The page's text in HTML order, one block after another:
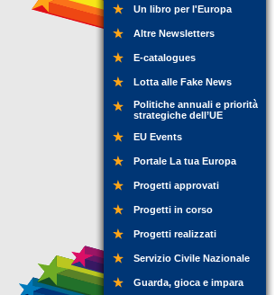
Un libro per l'Europa
Altre Newsletters
E-catalogues
Lotta alle Fake News
Politiche annuali e priorità
strategiche dell’UE
EU Events
Portale La tua Europa
Progetti approvati
Progetti in corso
Progetti realizzati
Servizio Civile Nazionale
Guarda, gioca e impara